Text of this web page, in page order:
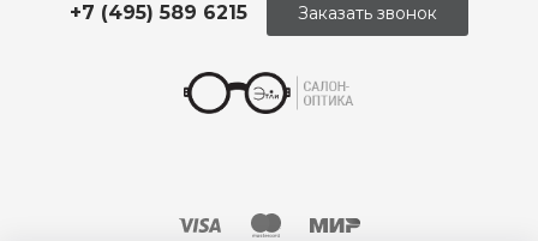
+7 (495) 589 6215 Заказать звонок